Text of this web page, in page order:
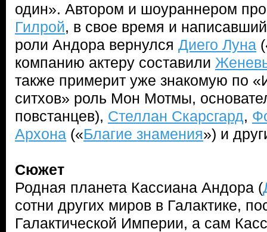
один». Автором и шоураннером
Гилрой, в свое время и
роли Андора вернулся Диего Луна
компанию актеру составили
также примерит уже знакомую по
ситхов» роль Мон Мотмы,
повстанцев), Стеллан Скарсгард,
Архона («Благие знамения») и
Сюжет
Родная планета Кассиана Андора (
сотни других миров в Галактике,
Галактической Империи, а сам